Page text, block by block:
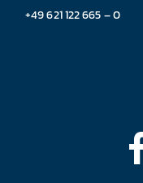
+49 621 122 665 – 0